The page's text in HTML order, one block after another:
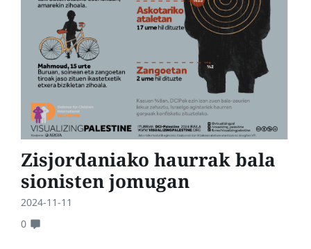
Zisjordaniako haurrak bala
sionisten jomugan
2024-11-11
0